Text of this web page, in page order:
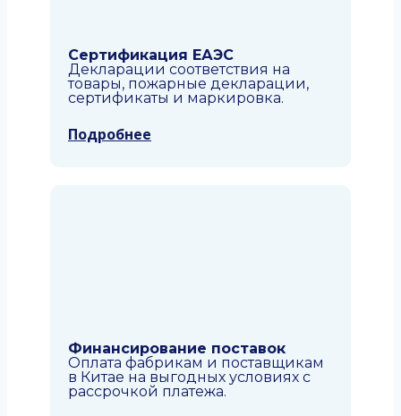
Сертификация ЕАЭС
Декларации соответствия на
товары, пожарные декларации,
сертификаты и маркировка.
Подробнее
Финансирование поставок
Оплата фабрикам и поставщикам
в Китае на выгодных условиях с
рассрочкой платежа.